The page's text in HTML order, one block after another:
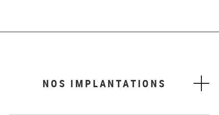
NOS IMPLANTATIONS